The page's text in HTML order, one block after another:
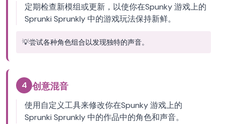
定期检查新模组或更新，以使你在Spunky 游戏上的
Sprunki Sprunkly 中的游戏玩法保持新鲜。
💡尝试各种角色组合以发现独特的声音。
4 创意混音
使用自定义工具来修改你在Spunky 游戏上的
Sprunki Sprunkly 中的作品中的角色和声音。